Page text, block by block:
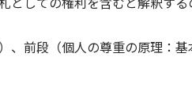
、前段（個人の尊重の原理：